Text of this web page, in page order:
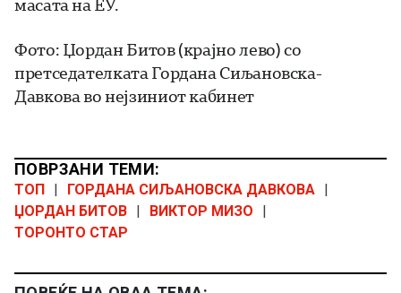
масата на ЕУ.
Фото: Џордан Битов (крајно лево) со
претседателката Гордана Сиљановска-
Давкова во нејзиниот кабинет
ПОВРЗАНИ ТЕМИ:
ТОП ГОРДАНА СИЉАНОВСКА ДАВКОВА
ЏОРДАН БИТОВ
ВИКТОР МИЗО
ТОРОНТО СТАР